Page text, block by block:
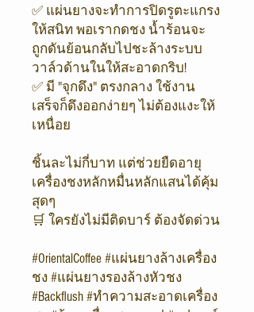
✅ แผ่นยางจะทำการปิดรูตะแกรง
ให้สนิท พอเรากดชง น้ำร้อนจะ
ถูกดันย้อนกลับไปชะล้างระบบ
วาล์วด้านในให้สะอาดกริบ!
✅ มี "จุกดึง" ตรงกลาง ใช้งาน
เสร็จก็ดึงออกง่ายๆ ไม่ต้องแงะให้
เหนื่อย
ชิ้นละไม่กี่บาท แต่ช่วยยืดอายุ
เครื่องชงหลักหมื่นหลักแสนได้คุ้ม
สุดๆ
🛒 ใครยังไม่มีติดบาร์ ต้องจัดด่วน
#OrientalCoffee #แผ่นยางล้างเครื่อง
ชง #แผ่นยางรองล้างหัวชง
#Backflush #ทำความสะอาดเครื่อง